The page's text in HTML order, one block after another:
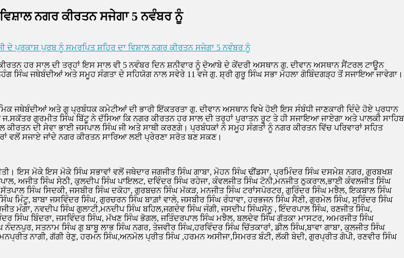
ਨਗਰ ਕੀਰਤਨ ਸਜੇਗਾ 5 ਨਵੰਬਰ ਨੂੰ
ਦੇ ਪ੍ਰਕਾਸ਼ ਪੁਰਬ ਨੂੰ ਸਮਰਪਿਤ ਸ਼ਹਿਰ ਦਾ ਵਿਸ਼ਾਲ ਨਗਰ ਕੀਰਤਨ ਸਜੇਗਾ 5 ਨਵੰਬਰ ਨੂੰ
ਹਰ ਸਾਲ ਦੀ ਤਰ੍ਹਾਂ ਇਸ ਸਾਲ ਵੀ 5 ਨਵੰਬਰ ਦਿਨ ਸ਼ਨੀਵਾਰ ਨੂੰ ਦੋਆਬੇ ਦੇ ਕੇਂਦਰੀ ਅਸਥਾਨ ਗੁ. ਦੀਵਾਨ ਅਸਥਾਨ ਸੈਂਟਰਲ ਟਾਊਨ
ਸਿੰਘ ਜਥੇਬੰਦੀਆਂ ਅਤੇ ਸਮੂਹ ਸੰਗਤਾ ਦੇ ਸਹਿਯੋਗ ਨਾਲ ਸਵੇਰੇ 11 ਵਜੇ ਗੁ. ਸ਼੍ਰੀ ਗੁਰੂ ਸਿੰਘ ਸਭਾ ਮੋਹਲਾ ਗੋਬਿੰਦਗੜ੍ਹ ਤੋਂ ਸਜਾਇਆ ਜਾਵੇਗਾ।
ਜਥੇਬੰਦੀਆਂ ਅਤੇ ਗੁ ਪ੍ਰਬੰਧਕ ਕਮੇਟੀਆਂ ਦੀ ਭਾਰੀ ਇੱਕਤਰਤਾ ਗੁ. ਦੀਵਾਨ ਅਸਥਾਨ ਵਿਖੇ ਹੋਈ ਇਸ ਸੰਬੰਧੀ ਜਾਣਕਾਰੀ ਦਿੰਦੇ ਹੋਏ ਪ੍ਰਧਾਨ
ਗੁਰਮੀਤ ਸਿੰਘ ਬਿੱਟੂ ਨੇ ਦੱਸਿਆ ਕਿ ਨਗਰ ਕੀਰਤਨ ਹਰ ਸਾਲ ਦੀ ਤਰ੍ਹਾਂ ਪੁਰਾਤਨ ਰੂਟ ਤੇ ਹੀ ਸਜਾਇਆ ਜਾਏਗਾ ਅਤੇ ਪਾਲਕੀ ਸਾਹਿਬ
ਦੀ ਸੇਵਾ ਭਾਈ ਜਸਪਾਲ ਸਿੰਘ ਜੀ ਅਤੇ ਸਾਥੀ ਕਰਣਗੇ। ਪ੍ਰਬੰਧਕਾਂ ਨੇ ਸਮੂਹ ਸੰਗਤਾਂ ਨੂੰ ਨਗਰ ਕੀਰਤਨ ਵਿੱਚ ਪਰਿਵਾਰਾਂ ਸਹਿਤ
ਵਲੋਂ ਸਜਾਏ ਜਾਂਦੇ ਨਗਰ ਕੀਰਤਨ ਸਾਰਿਆ ਲਈ ਪ੍ਰੇਰਣਾ ਸਰੋਤ ਬਣ ਸਕਣ।
ਇਸ ਮੋਕੇ ਇਸ ਮੋਕੇ ਸਿੰਘ ਸਭਾਵਾਂ ਵਲੋਂ ਜਥੇਦਾਰ ਜਗਜੀਤ ਸਿੰਘ ਗਾਬਾ, ਮੋਹਨ ਸਿੰਘ ਢੀਂਡਸਾ, ਪ੍ਰਮਿੰਦਰ ਸਿੰਘ ਦਸਮੇਸ਼ ਨਗਰ, ਗੁਰਬਖਸ਼
ਅਜੀਤ ਸਿੰਘ ਸੇਠੀ, ਕੁਲਦੀਪ ਸਿੰਘ ਪਾਇਲਟ, ਦਵਿੰਦਰ ਸਿੰਘ ਰਹੇਜਾ, ਕੰਵਲਜੀਤ ਸਿੰਘ ਟੋਨੀ,ਮਨਜੀਤ ਠੁਕਰਾਲ,ਭਾਈ ਕੰਵਲਜੀਤ ਸਿੰਘ
ਸਿੰਘ ਸਿਦਕੀ, ਜਸਬੀਰ ਸਿੰਘ ਦਕੋਹਾ, ਗੁਰਬਚਨ ਸਿੰਘ ਮੱਕੜ, ਮਨਜੀਤ ਸਿੰਘ ਟਰਾਂਸਪੋਰਟਰ, ਗੁਰਿੰਦਰ ਸਿੰਘ ਮਝੈਲ, ਇਕਬਾਲ ਸਿੰਘ
ਮਿੰਟੂ, ਬਾਬਾ ਜਸਵਿੰਦਰ ਸਿੰਘ, ਗੁਰਚਰਨ ਸਿੰਘ ਬਾਗ਼ਾਂ ਵਾਲੇ, ਜਸਬੀਰ ਸਿੰਘ ਰੰਧਾਵਾ, ਹਰਭਜਨ ਸਿੰਘ ਸੈਣੀ, ਗੁਰਮੇਲ ਸਿੰਘ, ਸੁਰਿੰਦਰ ਸਿੰਘ
ਮੰਗਾ, ਨਵਦੀਪ ਸਿੰਘ ਗੁਲਾਟੀ,ਮਨਦੀਪ ਸਿੰਘ ਬਹਿਲ,ਜਗਦੇਵ ਸਿੰਘ ਜੰਗੀ, ਜਸਦੀਪ ਸਿੰਘਸੋਨੂ , ਇੰਦਰਪਾਲ ਸਿੰਘ, ਰਣਜੀਤ ਸਿੰਘ,
ਸਿੰਘ ਬਿੰਦਰਾ, ਜਸਵਿੰਦਰ ਸਿੰਘ, ਮੱਖਣ ਸਿੰਘ ਭੋਗਲ, ਜਤਿੰਦਰਪਾਲ ਸਿੰਘ ਮਝੈਲ, ਬਲਦੇਵ ਸਿੰਘ ਗੱਤਕਾ ਮਾਸਟਰ, ਅਮਰਜੀਤ ਸਿੰਘ
ਸਤਨਾਮ ਸਿੰਘ ਗੁ ਬਾਬੂ ਲਾਭ ਸਿੰਘ ਨਗਰ, ਤੇਜਵੀਰ ਸਿੰਘ,ਹਰਵਿੰਦਰ ਸਿੰਘ ਚਿੱਤਕਾਰਾਂ, ਡੀਲ ਸਿੰਘ,ਬਾਵਾ ਗਾਬਾ, ਕੁਲਜੀਤ ਸਿੰਘ
ਨਾਗੀ, ਗੱਗੀ ਰੇਣੁ, ਹਰਮਨ ਸਿੰਘ,ਅਨਮੋਲ ਪ੍ਰੀਤ ਸਿੰਘ ,ਹਰਮਨ ਅਸੀਜਾ,ਸਿਮਰਤ ਬੰਟੀ, ਲੱਕੀ ਬੇਦੀ, ਗੁਰਪ੍ਰੀਤ ਗੋਪੀ, ਰਣਵੀਰ ਸਿੰਘ